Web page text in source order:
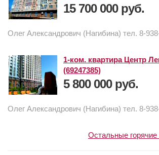
15 700 000 руб.
Олег Александрович (Нагибина) тел. 8-
1-ком. квартира Центр
(69247385)
5 800 000 руб.
Олег Александрович (Нагибина) тел. 8-
Остальные